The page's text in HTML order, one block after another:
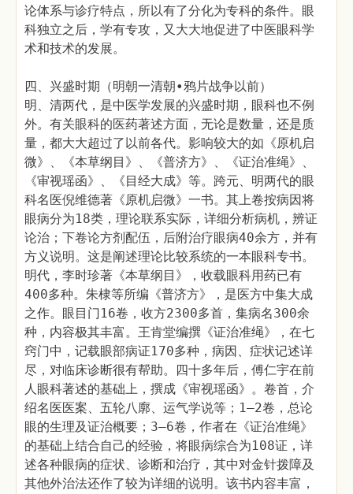
论体系与诊疗特点，所以有了分化为专科的条件。眼
科独立之后，学有专攻，又大大地促进了中医眼科学
术和技术的发展。
四、兴盛时期（明朝一清朝•鸦片战争以前）
明、清两代，是中医学发展的兴盛时期，眼科也不例
外。有关眼科的医药著述方面，无论是数量，还是质
量，都大大超过了以前各代。影响较大的如《原机启
微》、《本草纲目》、《普济方》、《证治准绳》、
《审视瑶函》、《目经大成》等。跨元、明两代的眼
科名医倪维德著《原机启微》一书。其上卷按病因将
眼病分为18类，理论联系实际，详细分析病机，辨证
论治；下卷论方剂配伍，后附治疗眼病40余方，并有
方义说明。这是阐述理论比较系统的一本眼科专书。
明代，李时珍著《本草纲目》，收载眼科用药已有
400多种。朱棣等所编《普济方》，是医方中集大成
之作。眼目门16卷，收方2300多首，集病名300余
种，内容极其丰富。王肯堂编撰《证治准绳》，在七
窍门中，记载眼部病证170多种，病因、症状记述详
尽，对临床诊断很有帮助。四十多年后，傅仁宇在前
人眼科著述的基础上，撰成《审视瑶函》。卷首，介
绍名医医案、五轮八廓、运气学说等；1—2卷，总论
眼的生理及证治概要；3—6卷，作者在《证治准绳》
的基础上结合自己的经验，将眼病综合为108证，详
述各种眼病的症状、诊断和治疗，其中对金针拨障及
其他外治法还作了较为详细的说明。该书内容丰富，